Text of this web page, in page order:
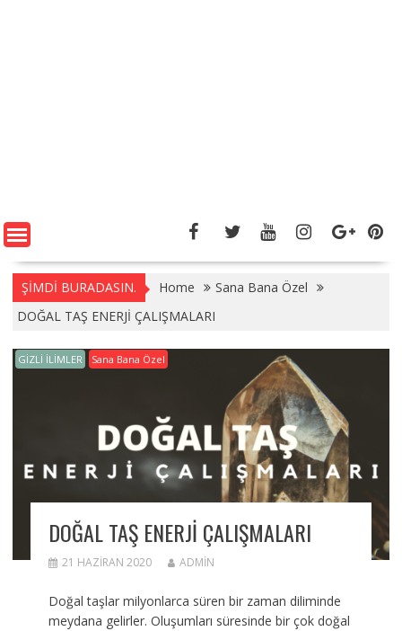
ŞİMDİ BURADASIN. Home
Sana Bana Özel
DOĞAL TAŞ ENERJİ ÇALIŞMALARI
GİZLİ İLİMLER Sana Bana Özel
DOĞAL TAŞ ENERJİ ÇALIŞMALARI
21 HAZIRAN 2020 ADMIN
Doğal taşlar milyonlarca süren bir zaman diliminde
meydana gelirler. Oluşumları süresinde bir çok doğal